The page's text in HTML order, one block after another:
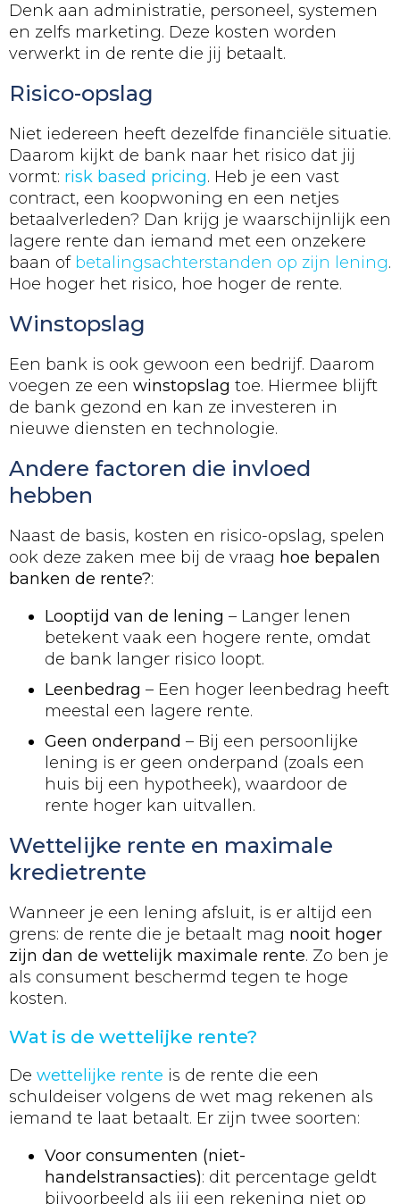
Denk aan administratie, personeel, systemen
en zelfs marketing. Deze kosten worden
verwerkt in de rente die jij betaalt.
Risico-opslag
Niet iedereen heeft dezelfde financiële situatie.
Daarom kijkt de bank naar het risico dat jij
vormt: risk based pricing. Heb je een vast
contract, een koopwoning en een netjes
betaalverleden? Dan krijg je waarschijnlijk een
lagere rente dan iemand met een onzekere
baan of betalingsachterstanden op zijn lening.
Hoe hoger het risico, hoe hoger de rente.
Winstopslag
Een bank is ook gewoon een bedrijf. Daarom
voegen ze een winstopslag toe. Hiermee blijft
de bank gezond en kan ze investeren in
nieuwe diensten en technologie.
Andere factoren die invloed
hebben
Naast de basis, kosten en risico-opslag, spelen
ook deze zaken mee bij de vraag hoe bepalen
banken de rente?:
Looptijd van de lening – Langer lenen
betekent vaak een hogere rente, omdat
de bank langer risico loopt.
Leenbedrag – Een hoger leenbedrag heeft
meestal een lagere rente.
Geen onderpand – Bij een persoonlijke
lening is er geen onderpand (zoals een
huis bij een hypotheek), waardoor de
rente hoger kan uitvallen.
Wettelijke rente en maximale
kredietrente
Wanneer je een lening afsluit, is er altijd een
grens: de rente die je betaalt mag nooit hoger
zijn dan de wettelijk maximale rente. Zo ben je
als consument beschermd tegen te hoge
kosten.
Wat is de wettelijke rente?
De wettelijke rente is de rente die een
schuldeiser volgens de wet mag rekenen als
iemand te laat betaalt. Er zijn twee soorten:
Voor consumenten (niet-
handelstransacties): dit percentage geldt
bijvoorbeeld als jij een rekening niet op